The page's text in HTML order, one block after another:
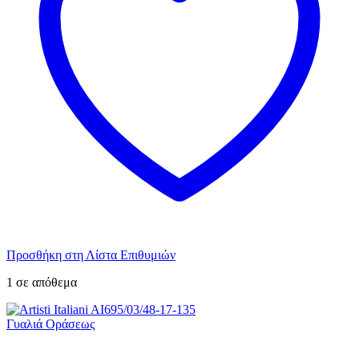
Προσθήκη στη Λίστα Επιθυμιών
1 σε απόθεμα
Γυαλιά Οράσεως